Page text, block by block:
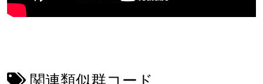
関連類似群コード